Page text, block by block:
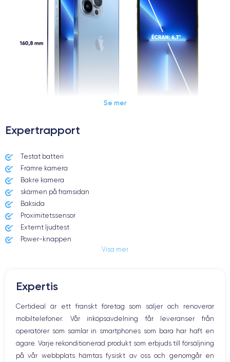
Dimensions et poids iPhone 13 Pro Max
Date de sortie
14/09/2021
Dimensions
OLED 6.7 pouces
Puce A15 Bionic 6
Nom GPU
GPU 5 cœurs
Fréq. processeur
3.22 GHz
Se mer
Expertrapport
Testat batteri
Främre kamera
Bakre kamera
skärmen på framsidan
Baksida
Proximitetssensor
Externt ljudtest
Power-knappen
Högtalare
Hem-knappen
Bluetooth
WiFi
Nätverk
Vibration
Visa mer
Expertis
Certideal är ett franskt företag som säljer och renoverar
mobiltelefoner. Vår inköpsavdelning får leveranser från
operatörer som samlar in smartphones som bara har haft en
ägare. Varje rekonditionerad produkt som erbjuds till försäljning
på vår webbplats hämtas fysiskt av oss och genomgår en